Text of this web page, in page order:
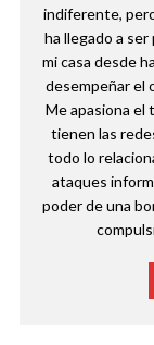
indiferente,
ha llegado a
mi casa desde
desempeñar el
Me apasiona el
tienen las
todo lo
ataques
poder de una